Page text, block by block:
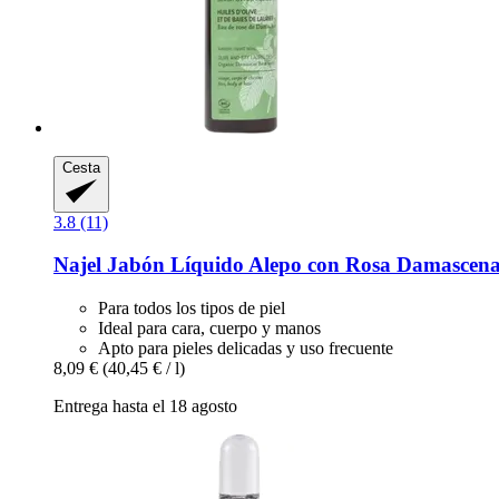
Cesta
3.8 (11)
Najel Jabón Líquido Alepo con Rosa
Para todos los tipos de piel
Ideal para cara, cuerpo y manos
Apto para pieles delicadas y uso frecuente
8,09 € (40,45 € / l)
Entrega hasta el 18 agosto